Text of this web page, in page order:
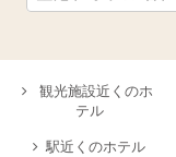
観光施設近くのホ
テル
駅近くのホテル